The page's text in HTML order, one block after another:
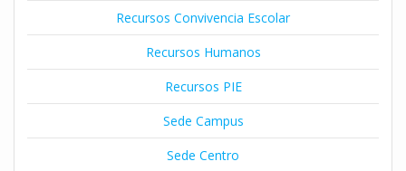
Recursos Convivencia Escolar
Recursos Humanos
Recursos PIE
Sede Campus
Sede Centro